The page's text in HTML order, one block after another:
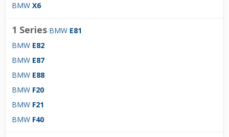
BMW X6
1 Series BMW E81
BMW E82
BMW E87
BMW E88
BMW F20
BMW F21
BMW F40